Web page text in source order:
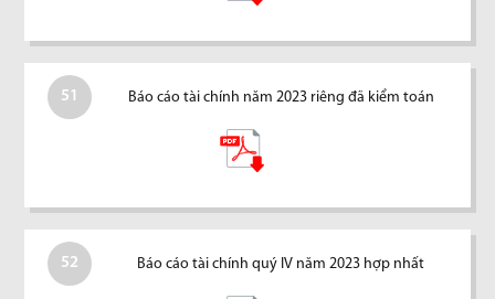
51 Báo cáo tài chính năm 2023 riêng đã kiểm toán
52 Báo cáo tài chính quý IV năm 2023 hợp nhất